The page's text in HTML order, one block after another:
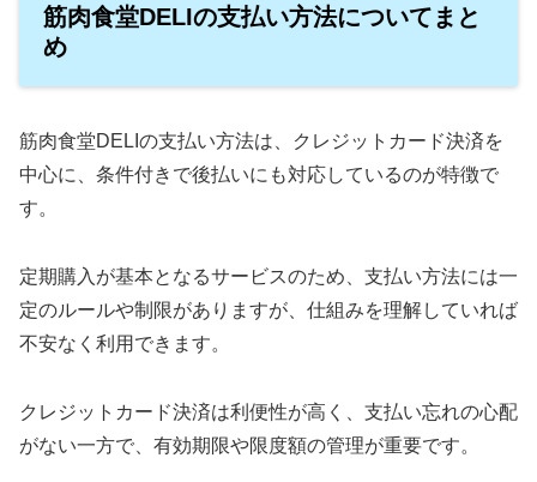
筋肉食堂DELIの支払い方法についてまと
め
筋肉食堂DELIの支払い方法は、クレジットカード決済を
中心に、条件付きで後払いにも対応しているのが特徴で
す。
定期購入が基本となるサービスのため、支払い方法には一
定のルールや制限がありますが、仕組みを理解していれば
不安なく利用できます。
クレジットカード決済は利便性が高く、支払い忘れの心配
がない一方で、有効期限や限度額の管理が重要です。